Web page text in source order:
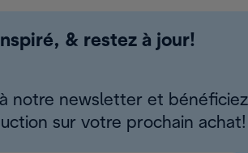
& restez à jour!
à notre newsletter et bénéficiez
sur votre prochain achat!